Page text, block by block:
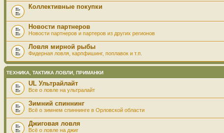
Коллективные покупки
Новости партнеров
Новости партнеров и партеров из других регионов
Ловля мирной рыбы
Фидерная ловля, карпфишинг, поплавок и т.п.
ТЕХНИКА, ТАКТИКА ЛОВЛИ, ПРИМАНКИ
UL Ультрайлайт
Все о ловле на ультралайт
Зимний спиннинг
Всё о зимнем спиннинге в Орловской области
Джиговая ловля
Всё о ловле на джиг